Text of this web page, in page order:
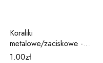
Koraliki
metalowe/zaciskowe -
niebieskie M5
1.00zł